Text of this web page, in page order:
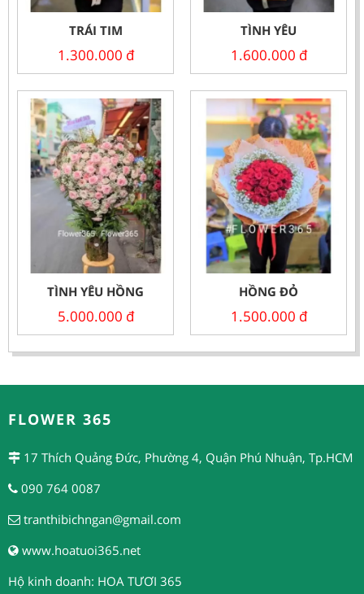
TRÁI TIM
1.300.000 đ
TÌNH YÊU
1.600.000 đ
TÌNH YÊU HỒNG
5.000.000 đ
HỒNG ĐỎ
1.500.000 đ
FLOWER 365
17 Thích Quảng Đức, Phường 4, Quận Phú Nhuận, Tp.HCM
090 764 0087
tranthibichngan@gmail.com
www.hoatuoi365.net
Hộ kinh doanh: HOA TƯƠI 365